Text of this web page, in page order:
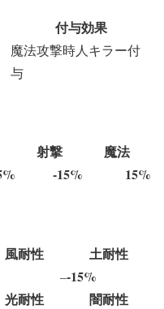
付与効果
魔法攻撃時人キラー付
与
射撃
魔法
-15% 15%
風耐性 土耐性
–-15%
光耐性 闇耐性